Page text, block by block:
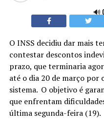
🔊
O INSS decidiu dar mais
contestar descontos
prazo, que terminaria
até o dia 20 de março por
sistema. O objetivo é
que enfrentam
última segunda-feira (19).